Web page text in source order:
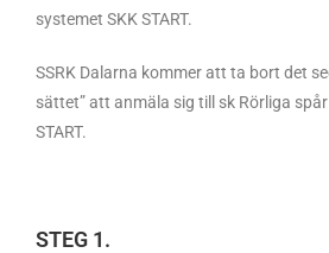
systemet SKK START.
SSRK Dalarna kommer att ta bort det
sättet” att anmäla sig till sk Rörliga
START.
STEG 1.